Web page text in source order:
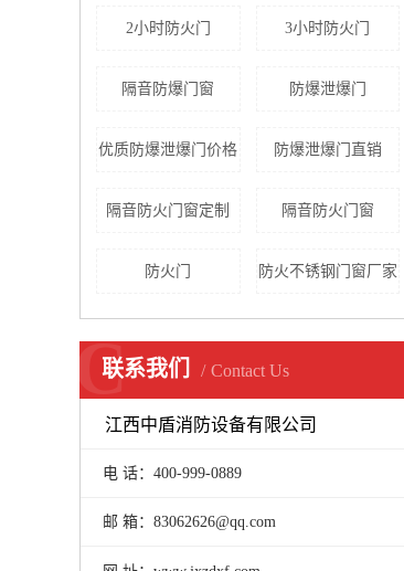
2小时防火门 3小时防火门
隔音防爆门窗 防爆泄爆门
优质防爆泄爆门价格 防爆泄爆门直销
隔音防火门窗定制 隔音防火门窗
防火门 防火不锈钢门窗厂家
联系我们 Contact Us
C
江西中盾消防设备有限公司
电 话：400-999-0889
邮 箱：83062626@qq.com